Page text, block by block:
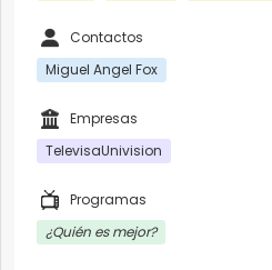
Contactos
Miguel Angel Fox
Empresas
TelevisaUnivision
Programas
¿Quién es mejor?